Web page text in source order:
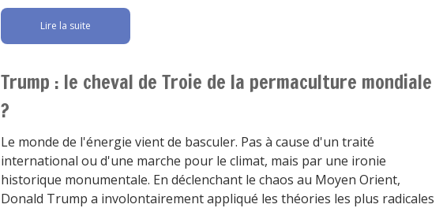
Lire la suite
Trump : le cheval de Troie de la permaculture mondiale
?
Le monde de l'énergie vient de basculer. Pas à cause d'un traité
international ou d'une marche pour le climat, mais par une ironie
historique monumentale. En déclenchant le chaos au Moyen Orient,
Donald Trump a involontairement appliqué les théories les plus radicales